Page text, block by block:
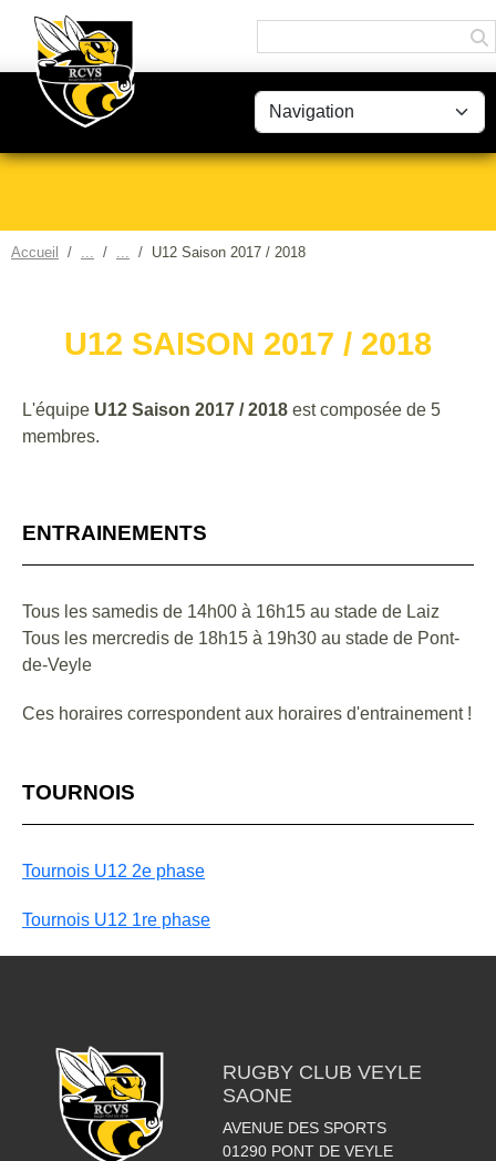
Accueil U12 Saison 2017 / 2018
U12 SAISON 2017 / 2018
L'équipe U12 Saison 2017 / 2018 est composée de 5
membres.
ENTRAINEMENTS
Tous les samedis de 14h00 à 16h15 au stade de Laiz
Tous les mercredis de 18h15 à 19h30 au stade de Pont-
de-Veyle
Ces horaires correspondent aux horaires d'entrainement !
TOURNOIS
Tournois U12 2e phase
Tournois U12 1re phase
RUGBY CLUB VEYLE
SAONE
AVENUE DES SPORTS
01290 PONT DE VEYLE
Panneau de gestion des cookies